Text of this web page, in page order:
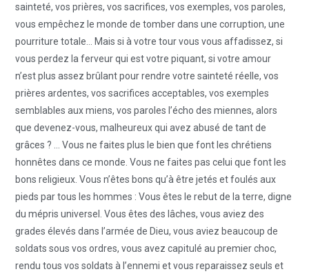
sainteté, vos prières, vos sacrifices, vos exemples, vos paroles,
vous empêchez le monde de tomber dans une corruption, une
pourriture totale… Mais si à votre tour vous vous affadissez, si
vous perdez la ferveur qui est votre piquant, si votre amour
n’est plus assez brûlant pour rendre votre sainteté réelle, vos
prières ardentes, vos sacrifices acceptables, vos exemples
semblables aux miens, vos paroles l’écho des miennes, alors
que devenez-vous, malheureux qui avez abusé de tant de
grâces ? … Vous ne faites plus le bien que font les chrétiens
honnêtes dans ce monde. Vous ne faites pas celui que font les
bons religieux. Vous n’êtes bons qu’à être jetés et foulés aux
pieds par tous les hommes : Vous êtes le rebut de la terre, digne
du mépris universel. Vous êtes des lâches, vous aviez des
grades élevés dans l’armée de Dieu, vous aviez beaucoup de
soldats sous vos ordres, vous avez capitulé au premier choc,
rendu tous vos soldats à l’ennemi et vous reparaissez seuls et